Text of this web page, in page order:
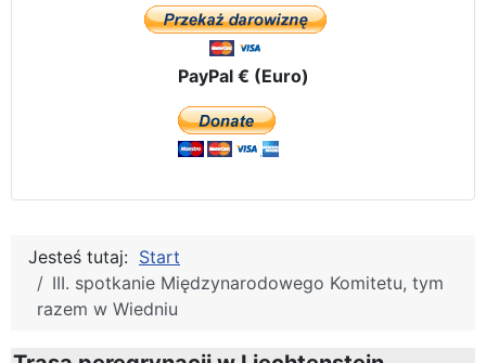
PayPal € (Euro)
Jesteś tutaj: Start
III. spotkanie Międzynarodowego Komitetu, tym
razem w Wiedniu